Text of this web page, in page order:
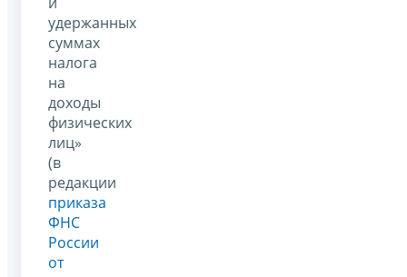
удержанных
суммах
налога
на
доходы
физических
лиц»
(в
редакции
приказа
ФНС
России
от